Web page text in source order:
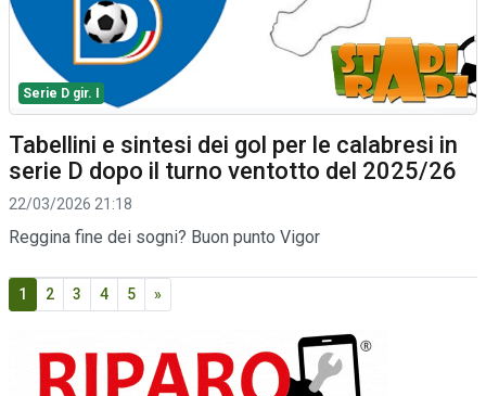
Serie D gir. I
Tabellini e sintesi dei gol per le calabresi in
serie D dopo il turno ventotto del 2025/26
22/03/2026 21:18
Reggina fine dei sogni? Buon punto Vigor
1 2 3 4 5 »